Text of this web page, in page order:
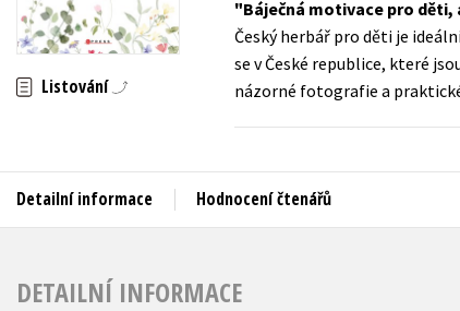
Auto - moto
Beletrie pro děti
Beletrie pro dospělé
Jazyky
Kalendáře
Listování
Báječná motivace pro děti,
Český herbář pro děti je
se v České republice, které
názorné fotografie a
Detailní informace Hodnocení čtenářů
DETAILNÍ INFORMACE